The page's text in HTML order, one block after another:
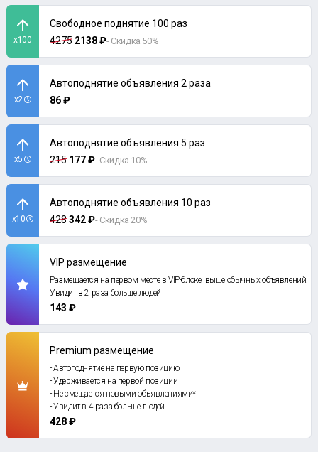
x100
Свободное поднятие 100 раз
4275 2138 ₽- Скидка 50%
x2
Автоподнятие объявления 2 раза
86 ₽
x5
Автоподнятие объявления 5 раз
215 177 ₽- Скидка 10%
x10
Автоподнятие объявления 10 раз
428342 ₽- Скидка 20%
VIP размещение
Размещается на первом месте в VIP-блоке, выше обычных объявлений.
Увидит в 2 раза больше людей
143 ₽
Premium размещение
- Автоподнятие на первую позицию
- Удерживается на первой позиции
- Не смещается новыми объявлениями*
- Увидит в 4 раза больше людей
428 ₽